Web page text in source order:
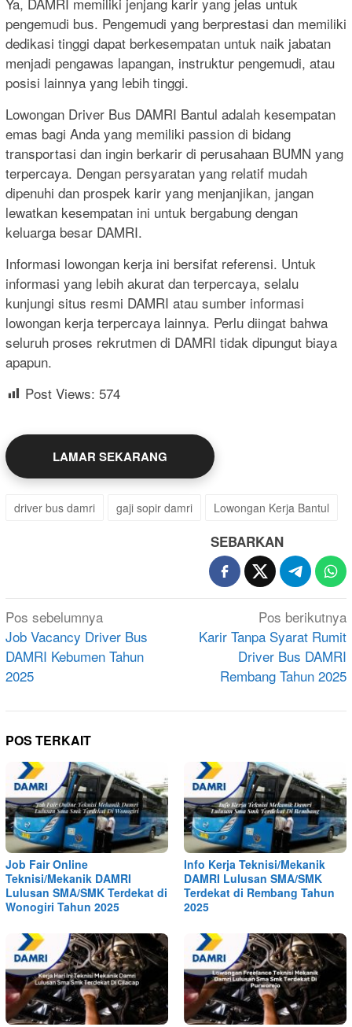
pengemudi bus. Pengemudi yang berprestasi dan memiliki
dedikasi tinggi dapat berkesempatan untuk naik jabatan
menjadi pengawas lapangan, instruktur pengemudi, atau
posisi lainnya yang lebih tinggi.
Lowongan Driver Bus DAMRI Bantul adalah kesempatan
emas bagi Anda yang memiliki passion di bidang
transportasi dan ingin berkarir di perusahaan BUMN yang
terpercaya. Dengan persyaratan yang relatif mudah
dipenuhi dan prospek karir yang menjanjikan, jangan
lewatkan kesempatan ini untuk bergabung dengan
keluarga besar DAMRI.
Informasi lowongan kerja ini bersifat referensi. Untuk
informasi yang lebih akurat dan terpercaya, selalu
kunjungi situs resmi DAMRI atau sumber informasi
lowongan kerja terpercaya lainnya. Perlu diingat bahwa
seluruh proses rekrutmen di DAMRI tidak dipungut biaya
apapun.
Post Views: 574
LAMAR SEKARANG
driver bus damri gaji sopir damri Lowongan Kerja Bantul
SEBARKAN
Navigasi
pos
Pos sebelumnya
Job Vacancy Driver Bus
DAMRI Kebumen Tahun
2025
Pos berikutnya
Karir Tanpa Syarat Rumit
Driver Bus DAMRI
Rembang Tahun 2025
POS TERKAIT
Job Fair Online
Teknisi/Mekanik DAMRI
Lulusan SMA/SMK Terdekat di
Wonogiri Tahun 2025
Info Kerja Teknisi/Mekanik
DAMRI Lulusan SMA/SMK
Terdekat di Rembang Tahun
2025